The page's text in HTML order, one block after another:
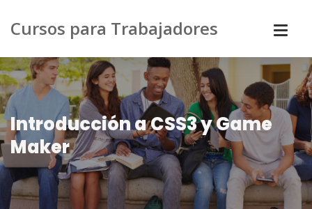
Cursos para Trabajadores
Introducción a CSS3 y Game
Maker